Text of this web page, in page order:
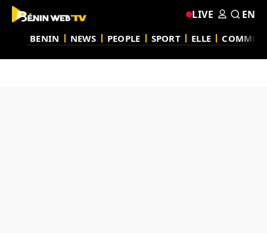
BENIN NEWS PEOPLE SPORT ELLE
LIVE EN